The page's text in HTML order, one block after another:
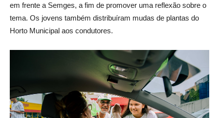
em frente a Semges, a fim de promover uma reflexão sobre o
tema. Os jovens também distribuíram mudas de plantas do
Horto Municipal aos condutores.